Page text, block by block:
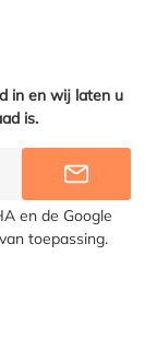
in en wij laten u
is.
en de Google
toepassing.